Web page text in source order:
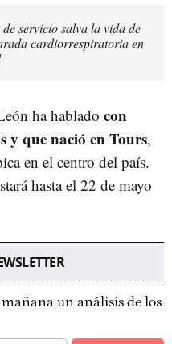
servicio salva la vida de
cardiorrespiratoria en
ha hablado con
y que nació en Tours,
en el centro del país.
hasta el 22 de mayo
un análisis de los